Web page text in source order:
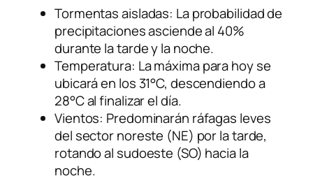
Tormentas aisladas: La probabilidad de
precipitaciones asciende al 40%
durante la tarde y la noche.
Temperatura: La máxima para hoy se
ubicará en los 31°C, descendiendo a
28°C al finalizar el día.
Vientos: Predominarán ráfagas leves
del sector noreste (NE) por la tarde,
rotando al sudoeste (SO) hacia la
noche.